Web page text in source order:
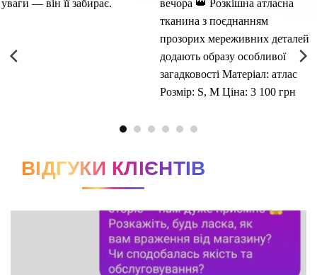
ВІДГУКИ КЛІЄНТІВ